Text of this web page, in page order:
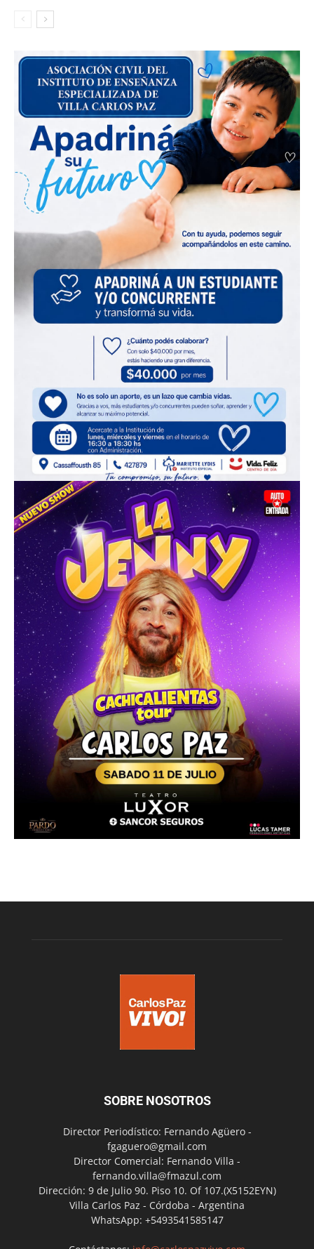
SOBRE NOSOTROS
Director Periodístico: Fernando Agüero -
fgaguero@gmail.com
Director Comercial: Fernando Villa -
fernando.villa@fmazul.com
Dirección: 9 de Julio 90. Piso 10. Of 107.(X5152EYN)
Villa Carlos Paz - Córdoba - Argentina
WhatsApp: +5493541585147